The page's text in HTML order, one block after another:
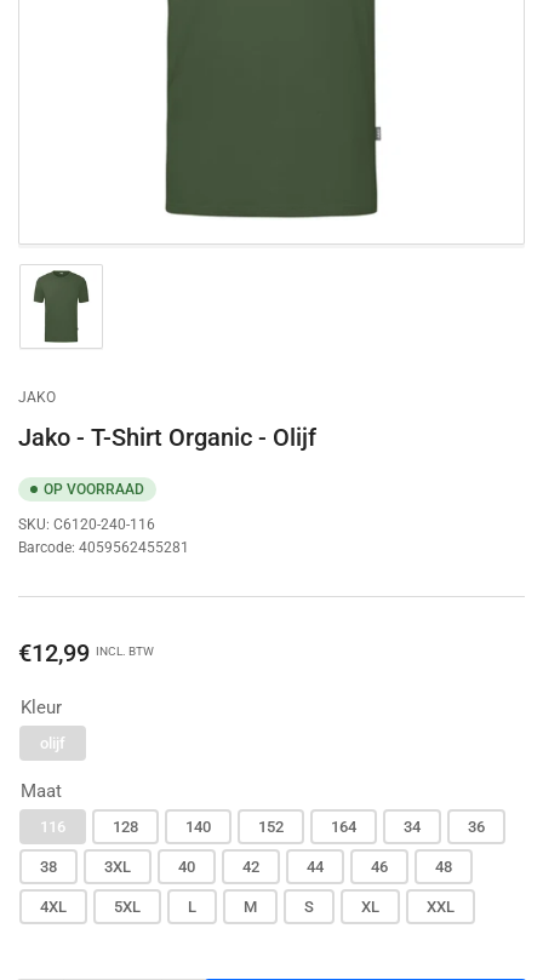
laden
1
JAKO
Jako - T-Shirt Organic - Olijf
OP VOORRAAD
SKU: C6120-240-116
Barcode: 4059562455281
Normale
€12,99 INCL. BTW
Kleur
olijf
Maat
116 128 140 152 164 34 36
38 3XL 40 42 44 46 48
4XL 5XL L M S XL XXL